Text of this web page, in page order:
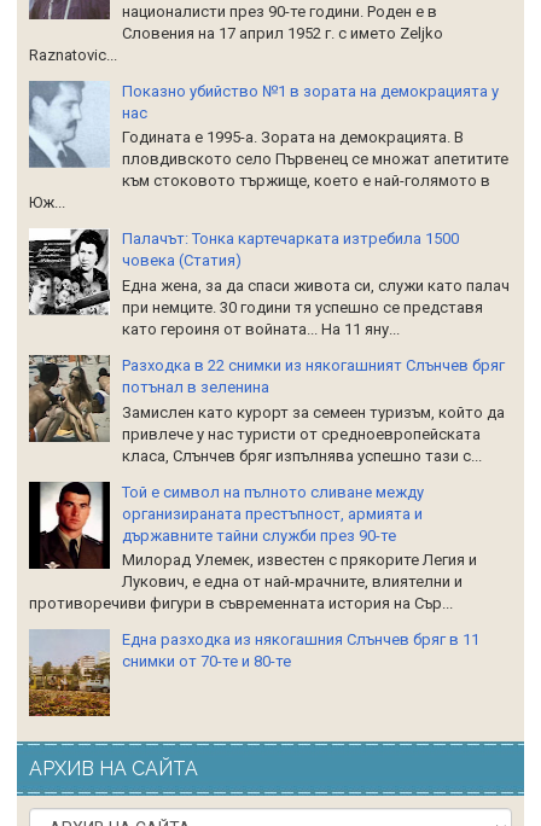
националисти през 90-те години. Роден е в
Словения на 17 април 1952 г. с името Zeljko
Raznatoviс...
Показно убийство №1 в зората на демокрацията у
нас
Годината е 1995-а. Зората на демокрацията. В
пловдивското село Първенец се множат апетитите
към стоковото тържище, което е най-голямото в
Юж...
Палачът: Тонка картечарката изтребила 1500
човека (Статия)
Една жена, за да спаси живота си, служи като палач
при немците. 30 години тя успешно се представя
като героиня от войната... На 11 яну...
Разходка в 22 снимки из някогашният Слънчев бряг
потънал в зеленина
Замислен като курорт за семеен туризъм, който да
привлече у нас туристи от средноевропейската
класа, Слънчев бряг изпълнява успешно тази с...
Той е символ на пълното сливане между
организираната престъпност, армията и
държавните тайни служби през 90-те
Милорад Улемек, известен с прякорите Легия и
Лукович, е една от най-мрачните, влиятелни и
противоречиви фигури в съвременната история на Сър...
Една разходка из някогашния Слънчев бряг в 11
снимки от 70-те и 80-те
АРХИВ НА САЙТА